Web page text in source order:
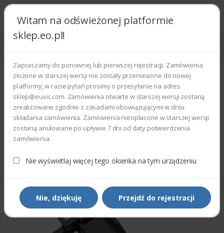
Witam na odświeżonej platformie
sklep.eo.pl!
Zapraszamy do ponownej lub pierwszej rejestracji. Zamówienia
złożone w starszej wersji nie zostały przeniesione do nowej
platformy, w razie pytań prosimy o przesyłanie na adres
sklep@euvic.com. Zamówienia otwarte w starszej wersji zostaną
zrealizowane zgodnie z zasadami obowiązującymi w dniu
składania zamówienia. Zamówienia nieopłacone w starszej wersji
zostaną anulowane po upływie 7 dni od daty potwierdzenia
zamówienia.
Nie wyświetlaj więcej tego okienka na tym urządzeniu
Nie, dziękuję Przejdź do rejestracji
Strona główna Części zamienne